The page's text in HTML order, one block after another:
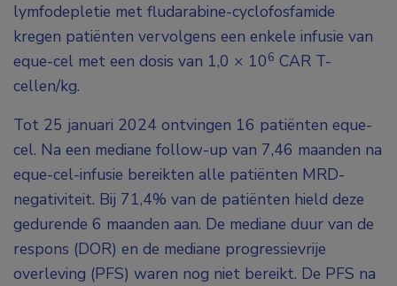
lymfodepletie met fludarabine-cyclofosfamide
kregen patiënten vervolgens een enkele infusie van
eque-cel met een dosis van 1,0 × 106 CAR T-
cellen/kg.
Tot 25 januari 2024 ontvingen 16 patiënten eque-
cel. Na een mediane follow-up van 7,46 maanden na
eque-cel-infusie bereikten alle patiënten MRD-
negativiteit. Bij 71,4% van de patiënten hield deze
gedurende 6 maanden aan. De mediane duur van de
respons (DOR) en de mediane progressievrije
overleving (PFS) waren nog niet bereikt. De PFS na